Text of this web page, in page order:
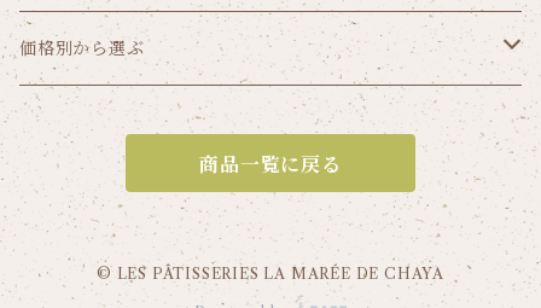
1,000円（税込み）未満
1,000円～1,999円（税込）
2,000円～2,999円（税込）
3,000円～3,999円（税込）
焼菓子から選ぶ
ガトーセック
焼菓子詰合せ
クッキー
ガトー
葉山のショコラ・カロ
フリアン
ゼリー
価格別から選ぶ
1,000円（税込み）未満
1,000円～1,999円（税込）
2,000円～2,999円（税込）
商品一覧に戻る
© LES PÂTISSERIES LA MARÉE DE CHAYA